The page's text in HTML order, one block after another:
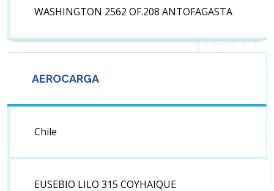
WASHINGTON 2562 OF.208 ANTOFAGASTA
AEROCARGA
Chile
EUSEBIO LILO 315 COYHAIQUE